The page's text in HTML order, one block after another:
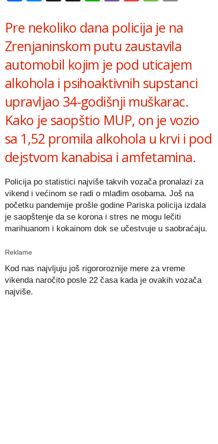
Pre nekoliko dana policija je na
Zrenjaninskom putu zaustavila
automobil kojim je pod uticajem
alkohola i psihoaktivnih supstanci
upravljao 34-godišnji muškarac.
Kako je saopštio MUP, on je vozio
sa 1,52 promila alkohola u krvi i pod
dejstvom kanabisa i amfetamina.
Policija po statistici najviše takvih vozača pronalazi za
vikend i većinom se radi o mlađim osobama. Još na
početku pandemije prošle godine Pariska policija izdala
je saopštenje da se korona i stres ne mogu lečiti
marihuanom i kokainom dok se učestvuje u saobraćaju.
Reklame
Kod nas najvljuju još rigororoznije mere za vreme
vikenda naročito posle 22 časa kada je ovakih vozača
najviše.